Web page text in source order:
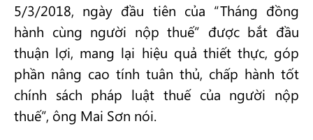
5/3/2018, ngày đầu tiên của “Tháng đồng
hành cùng người nộp thuế” được bắt đầu
thuận lợi, mang lại hiệu quả thiết thực, góp
phần nâng cao tính tuân thủ, chấp hành tốt
chính sách pháp luật thuế của người nộp
thuế”, ông Mai Sơn nói.